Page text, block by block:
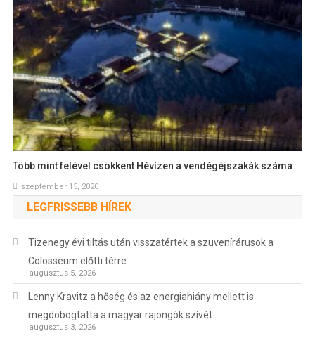
Több mint felével csökkent Hévízen a vendégéjszakák száma
szeptember 15, 2020
LEGFRISSEBB HÍREK
Tizenegy évi tiltás után visszatértek a szuvenírárusok a
Colosseum előtti térre
augusztus 5, 2026
Lenny Kravitz a hőség és az energiahiány mellett is
megdobogtatta a magyar rajongók szívét
augusztus 3, 2026